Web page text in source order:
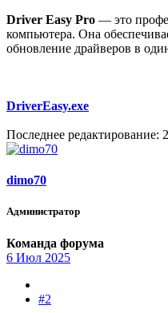
Driver Easy Pro — это
компьютера. Она
обновление драйверов в
DriverEasy.exe
Последнее редактирование:
dimo70
Администратор
Команда форума
6 Июл 2025
#2